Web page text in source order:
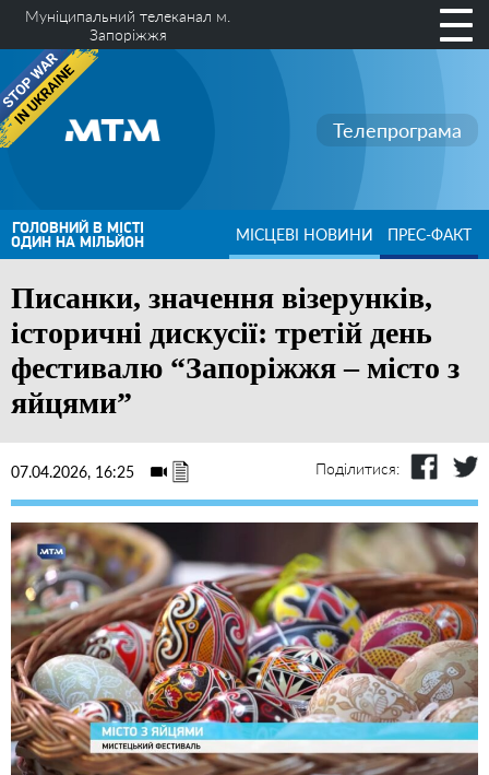
Муніципальний телеканал м.
Запоріжжя
Телепрограма
ГОЛОВНИЙ В МІСТІ
ОДИН НА МІЛЬЙОН МІСЦЕВІ НОВИНИ ПРЕС-ФАКТ
Писанки, значення візерунків,
історичні дискусії: третій день
фестивалю “Запоріжжя – місто з
яйцями”
07.04.2026, 16:25 Поділитися: